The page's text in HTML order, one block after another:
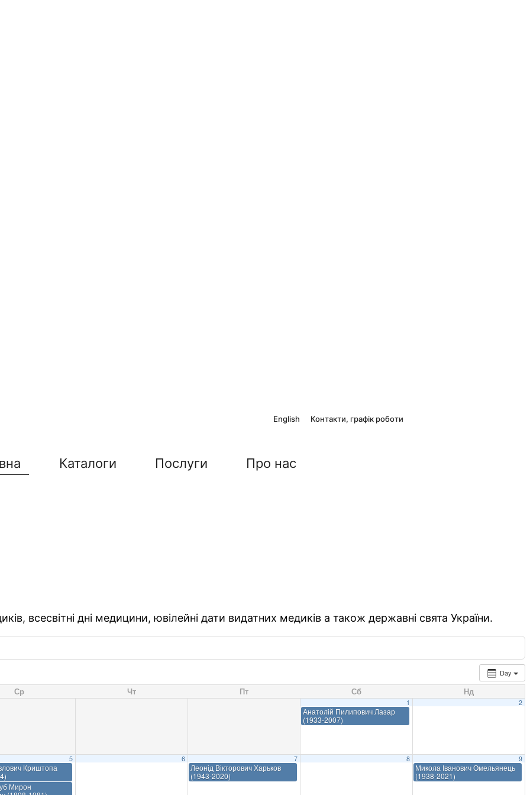
English Контакти, графік роботи
Каталоги Послуги Про нас
всесвітні дні медицини, ювілейні дати видатних медиків а також державні свята України.
Day
Ср Чт Пт Сб Нд
1
Анатолій Пилипович Лазар
(1933-2007)
2
5
Криштопа
Мирон
6 7
Леонід Вікторович Харьков
(1943-2020)
8 9
Микола Іванович Омельянець
(1938-2021)